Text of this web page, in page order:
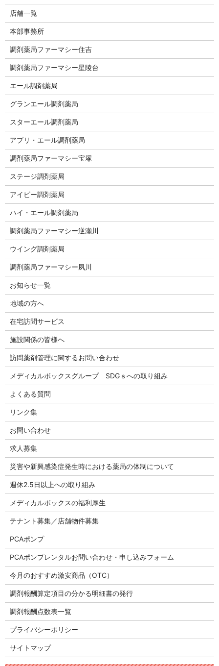
店舗一覧
本部事務所
調剤薬局ファーマシー住吉
調剤薬局ファーマシー星陵台
エール調剤薬局
グランエール調剤薬局
スターエール調剤薬局
アプリ・エール調剤薬局
調剤薬局ファーマシー宝塚
ステージ調剤薬局
アイビー調剤薬局
ハイ・エール調剤薬局
調剤薬局ファーマシー逆瀬川
ウイング調剤薬局
調剤薬局ファーマシー夙川
お知らせ一覧
地域の方へ
在宅訪問サービス
施設関係の皆様へ
訪問薬剤管理に関するお問い合わせ
メディカルボックスグループ SDGｓへの取り組み
よくある質問
リンク集
お問い合わせ
求人募集
災害や新興感染症発生時における薬局の体制について
週休2.5日以上への取り組み
メディカルボックスの福利厚生
テナント募集／店舗物件募集
PCAポンプ
PCAポンプレンタルお問い合わせ・申し込みフォーム
今月のおすすめ激安商品（OTC）
調剤報酬算定項目の分かる明細書の発行
調剤報酬点数表一覧
プライバシーポリシー
サイトマップ